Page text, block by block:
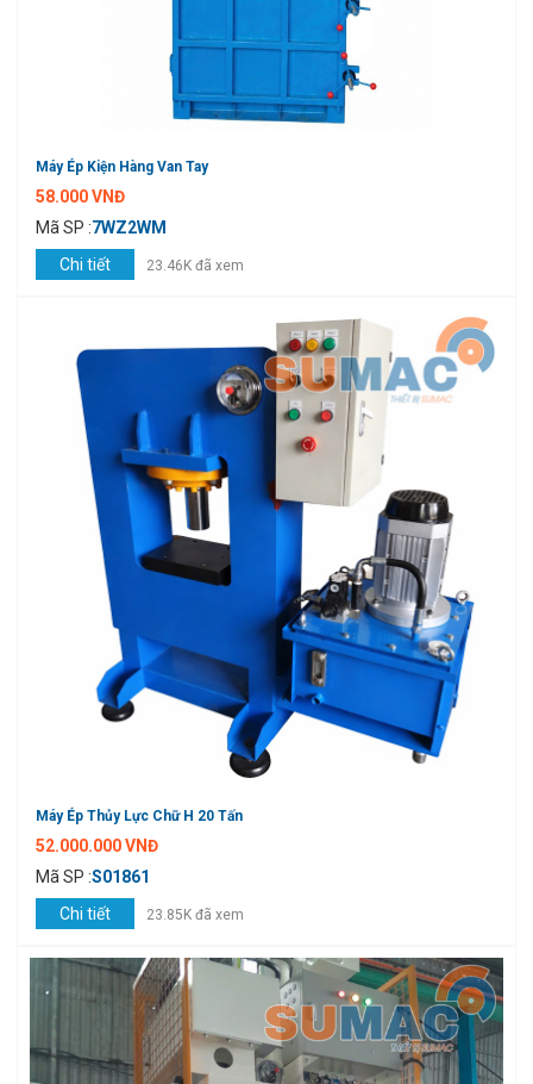
Máy Ép Kiện Hàng Van Tay
58.000 VNĐ
Mã SP :7WZ2WM
Chi tiết
23.46K đã xem
Máy Ép Thủy Lực Chữ H 20 Tấn
52.000.000 VNĐ
Mã SP :S01861
Chi tiết
23.85K đã xem